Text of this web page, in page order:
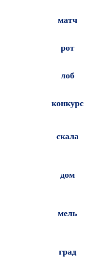
матч
рот
лоб
конкурс
скала
дом
мель
град